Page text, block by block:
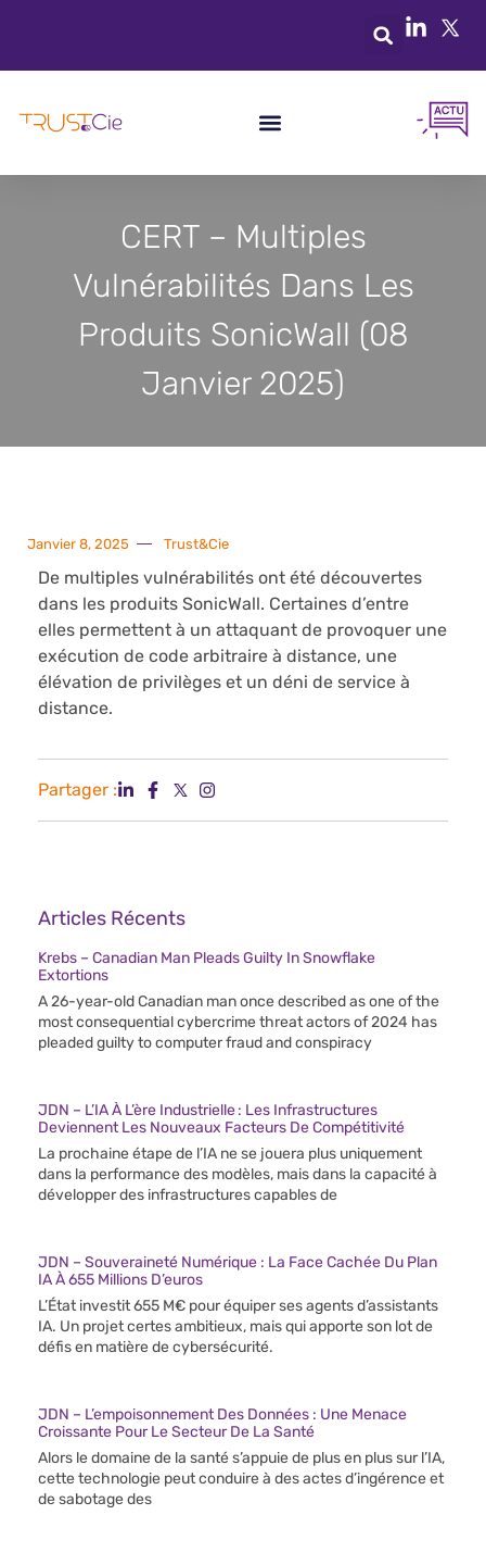
CERT – Multiples
Vulnérabilités Dans Les
Produits SonicWall (08
Janvier 2025)
Janvier 8, 2025 Trust&Cie
De multiples vulnérabilités ont été découvertes
dans les produits SonicWall. Certaines d’entre
elles permettent à un attaquant de provoquer une
exécution de code arbitraire à distance, une
élévation de privilèges et un déni de service à
distance.
Partager :
Articles Récents
Krebs – Canadian Man Pleads Guilty In Snowflake
Extortions
A 26-year-old Canadian man once described as one of the
most consequential cybercrime threat actors of 2024 has
pleaded guilty to computer fraud and conspiracy
JDN – L’IA À L’ère Industrielle : Les Infrastructures
Deviennent Les Nouveaux Facteurs De Compétitivité
La prochaine étape de l’IA ne se jouera plus uniquement
dans la performance des modèles, mais dans la capacité à
développer des infrastructures capables de
JDN – Souveraineté Numérique : La Face Cachée Du Plan
IA À 655 Millions D’euros
L’État investit 655 M€ pour équiper ses agents d’assistants
IA. Un projet certes ambitieux, mais qui apporte son lot de
défis en matière de cybersécurité.
JDN – L’empoisonnement Des Données : Une Menace
Croissante Pour Le Secteur De La Santé
Alors le domaine de la santé s’appuie de plus en plus sur l’IA,
cette technologie peut conduire à des actes d’ingérence et
de sabotage des